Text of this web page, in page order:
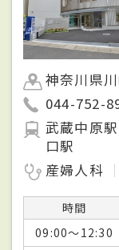
神奈川県
044-752-
武蔵中原
口駅
産婦人科
時間
09:00～12:30